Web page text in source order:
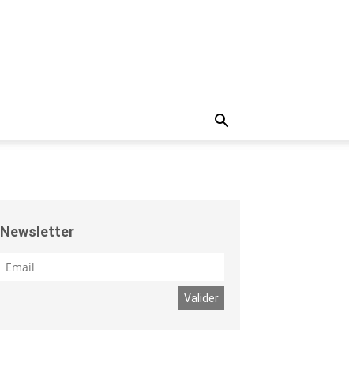
Newsletter